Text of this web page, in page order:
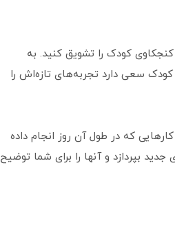
کودک را تشویق کنید. به
سعی دارد تجربه‌های تازه‌اش را
که در طول آن روز انجام داده
بپردازد و آنها را برای شما توضیح